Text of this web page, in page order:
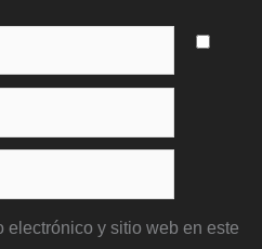
electrónico y sitio web en este